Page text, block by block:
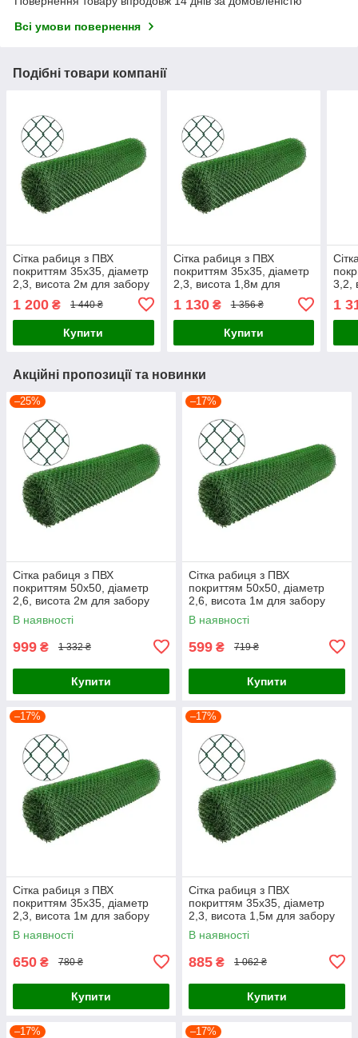
Всі умови повернення
Подібні товари компанії
Сітка рабиця з ПВХ
покриттям 35х35, діаметр
2,3, висота 2м для забору
1 200 ₴ 1 440 ₴
Купити
Сітка рабиця з ПВХ
покриттям 35х35, діаметр
2,3, висота 1,8м для
1 130₴ 1 356 ₴
Купити
3,2,
1
Акційні пропозиції та новинки
–25%
Сітка рабиця з ПВХ
покриттям 50х50, діаметр
2,6, висота 2м для забору
В наявності
999 ₴ 1 332 ₴
Купити
–17%
Сітка рабиця з ПВХ
покриттям 50х50, діаметр
2,6, висота 1м для забору
В наявності
599 ₴ 719 ₴
Купити
–17%
Сітка рабиця з ПВХ
покриттям 35х35, діаметр
2,3, висота 1м для забору
В наявності
650 ₴ 780 ₴
Купити
–17%
Сітка рабиця з ПВХ
покриттям 35х35, діаметр
2,3, висота 1,5м для забору
В наявності
885 ₴ 1 062 ₴
Купити
–17% –17%